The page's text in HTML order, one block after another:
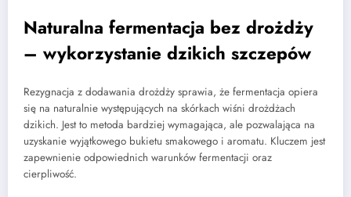
Naturalna fermentacja bez drożdży
– wykorzystanie dzikich szczepów
Rezygnacja z dodawania drożdży sprawia, że fermentacja opiera
się na naturalnie występujących na skórkach wiśni drożdżach
dzikich. Jest to metoda bardziej wymagająca, ale pozwalająca na
uzyskanie wyjątkowego bukietu smakowego i aromatu. Kluczem jest
zapewnienie odpowiednich warunków fermentacji oraz
cierpliwość.